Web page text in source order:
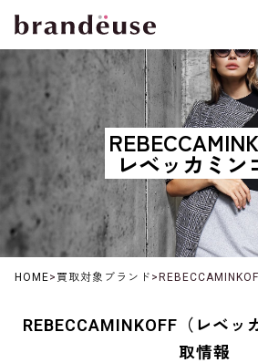
レベッカミン
HOME> 買取対象ブランド >
REBECCAMINKOFF（レベッ
取情報